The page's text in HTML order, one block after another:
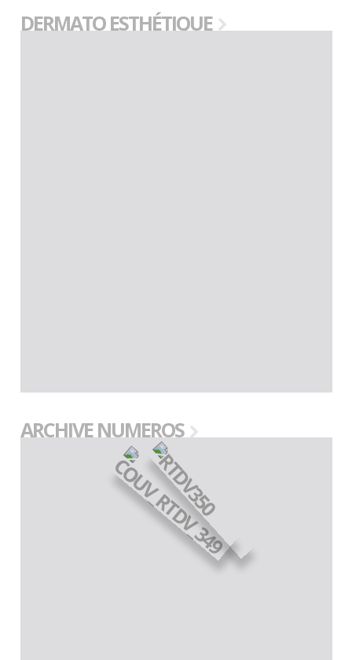
DERMATO ESTHÉTIQUE
ARCHIVE NUMEROS